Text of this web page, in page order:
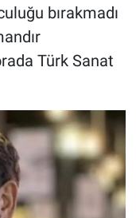
bırakmadı
Türk Sanat